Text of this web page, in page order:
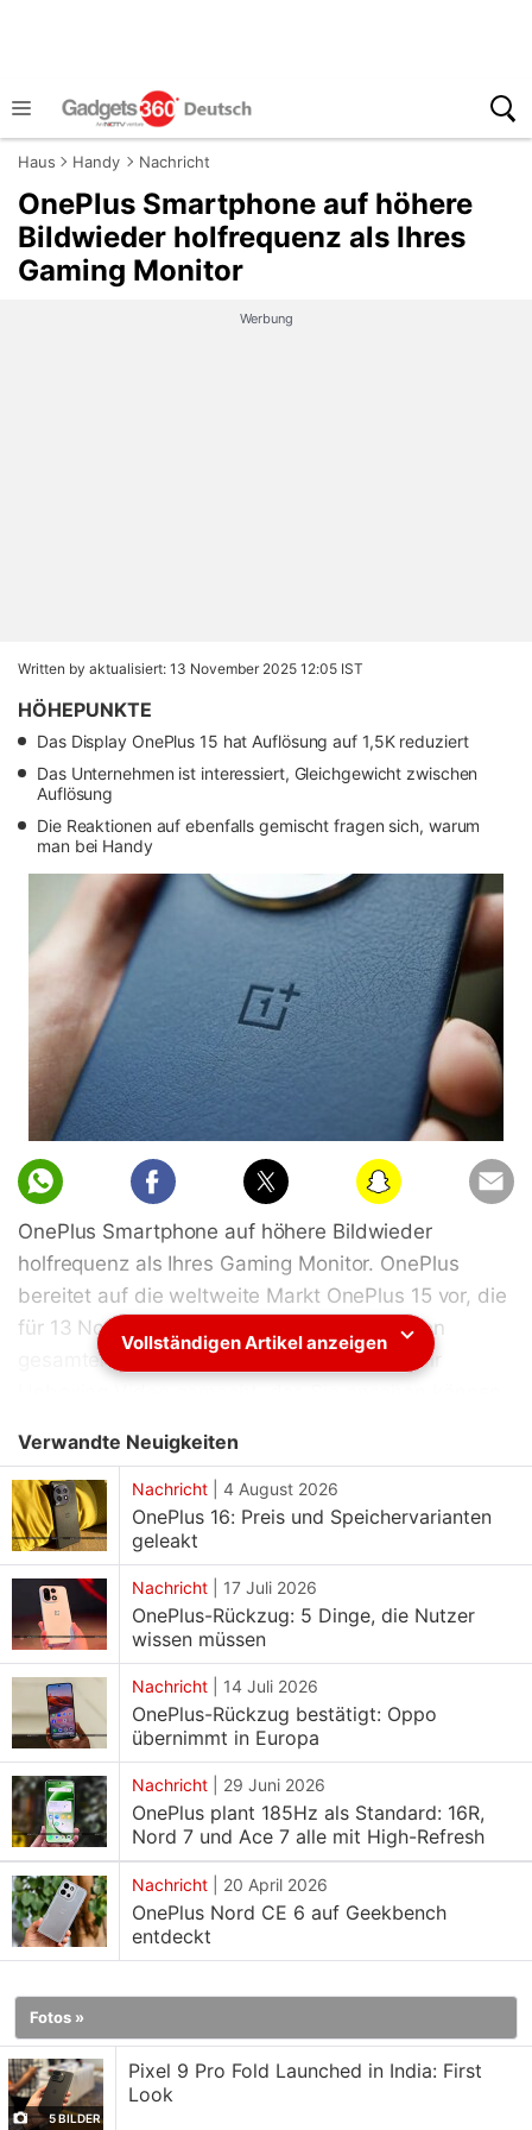
Haus Handy Nachricht
OnePlus Smartphone auf höhere
Bildwieder holfrequenz als Ihres
Gaming Monitor
Werbung
Written by aktualisiert: 13 November 2025 12:05 IST
HÖHEPUNKTE
Das Display OnePlus 15 hat Auflösung auf 1,5K reduziert
Das Unternehmen ist interessiert, Gleichgewicht zwischen
Auflösung
Die Reaktionen auf ebenfalls gemischt fragen sich, warum
man bei Handy
OnePlus Smartphone auf höhere Bildwieder
holfrequenz als Ihres Gaming Monitor. OnePlus
bereitet auf die weltweite Markt OnePlus 15 vor, die
für 13 November geplant ist. Wenn Sie in den
gesamten Inhalt der Box möchten, haben wir
165 Hz Unternehmen für seine zukünftigen Handys
noch höhere Ambitionen haben. Das Display
OnePlus 15 hat Auflösung auf 1,5K reduziert.
Offenbar entschied Unternehmen für Auflösung, um
höhere Bildwieder holfrequenz ermöglichen.Diese
Auflösung wird Fans enttäuschen, aber sie können
mit einem neuen Gerücht trösten, was in Zukunft
kommen. Das Unternehmen ist interessiert,
Gleichgewicht zwischen Auflösung und Bildwieder
holfrequenz finden.
OnePlus in den kommenden Jahren ein Display mit
einer dynamischen Bildwieder holfrequenz von 240
Hz anbieten. 240 Hz Display wäre,ziemlich
beeindruckend, wenn vielleicht etwas übertrieben.
Die Reaktionen auf ebenfalls gemischt fragen sich,
warum man bei Handy eine Bildwieder holfrequenz
240 Hz sollte. Höhere Bildwieder holraten sorgen
für Bildschirm erlebnis. Höhere Bildwieder sind
insofern ein zweischneidiges Schwert, als Akku des
Smartphones schneller entladen. es nur wenige
Apps gibt, hohen Bildwieder holraten profitieren
Vollständigen Artikel anzeigen
Verwandte Neuigkeiten
Nachricht 4 August 2026
OnePlus 16: Preis und Speichervarianten
geleakt
Nachricht 17 Juli 2026
OnePlus-Rückzug: 5 Dinge, die Nutzer
wissen müssen
Nachricht 14 Juli 2026
OnePlus-Rückzug bestätigt: Oppo
übernimmt in Europa
Nachricht 29 Juni 2026
OnePlus plant 185Hz als Standard: 16R,
Nord 7 und Ace 7 alle mit High-Refresh
Nachricht 20 April 2026
OnePlus Nord CE 6 auf Geekbench
entdeckt
Fotos »
5 BILDER
Pixel 9 Pro Fold Launched in India: First
Look